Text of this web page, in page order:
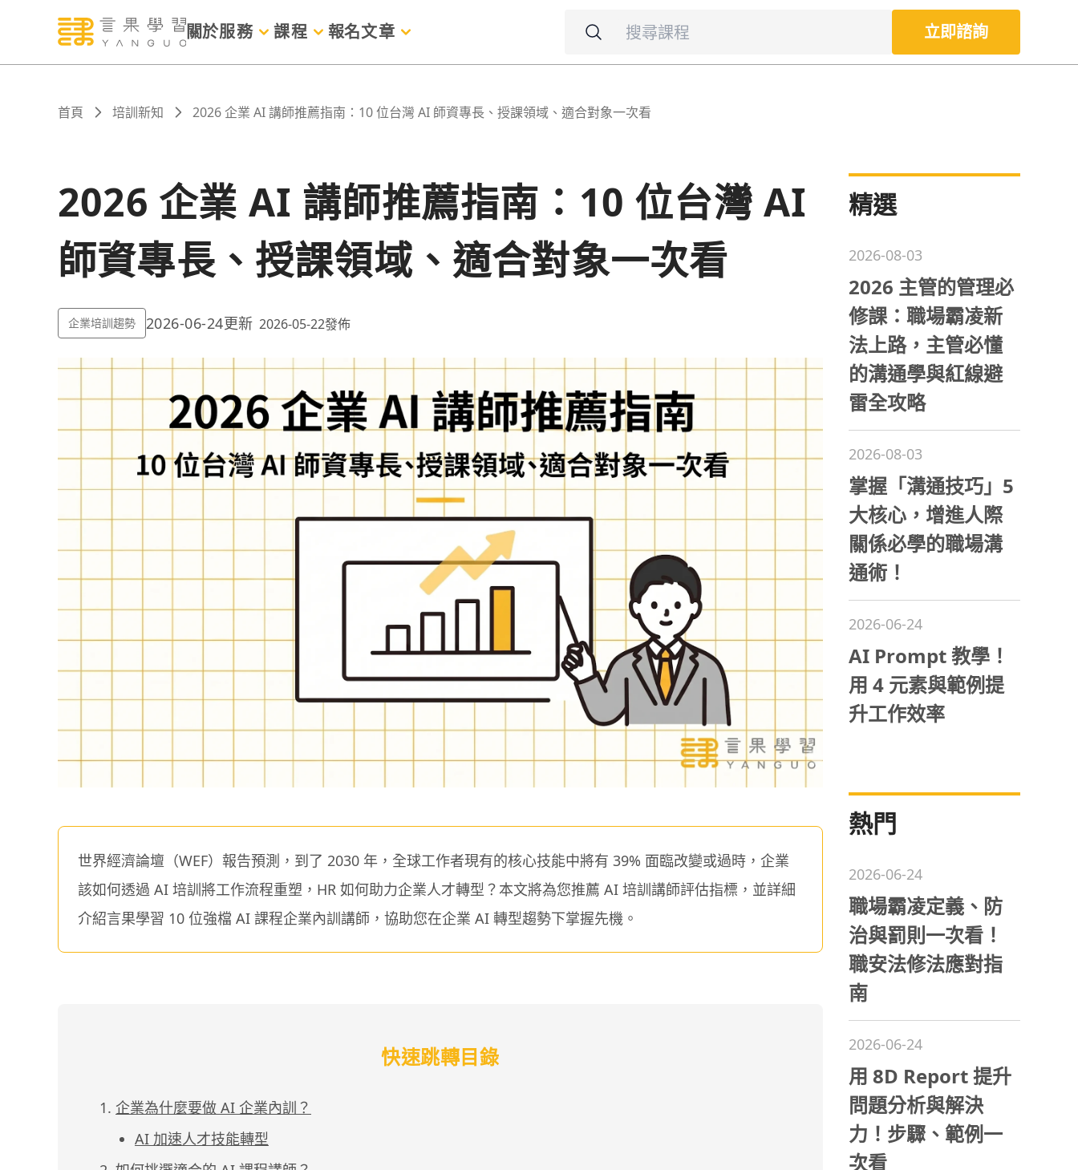
關於服務 課程 報名文章 立即諮詢
首頁 培訓新知 2026 企業 AI 講師推薦指南：10 位台灣 AI 師資專長、授課領域、適合對象一次看
2026 企業 AI 講師推薦指南：10 位台灣 AI
師資專長、授課領域、適合對象一次看
企業培訓趨勢 2026-06-24更新 2026-05-22發佈
世界經濟論壇（WEF）報告預測，到了 2030 年，全球工作者現有的核心技能中將有 39% 面臨改變或過時，企業
該如何透過 AI 培訓將工作流程重塑，HR 如何助力企業人才轉型？本文將為您推薦 AI 培訓講師評估指標，並詳細
介紹言果學習 10 位強檔 AI 課程企業內訓講師，協助您在企業 AI 轉型趨勢下掌握先機。
快速跳轉目錄
企業為什麼要做 AI 企業內訓？
AI 加速人才技能轉型
精選
2026-08-03
2026 主管的管理必
修課：職場霸凌新
法上路，主管必懂
的溝通學與紅線避
雷全攻略
2026-08-03
掌握「溝通技巧」5
大核心，增進人際
關係必學的職場溝
通術！
2026-06-24
AI Prompt 教學！
用 4 元素與範例提
升工作效率
熱門
2026-06-24
職場霸凌定義、防
治與罰則一次看！
職安法修法應對指
南
2026-06-24
用 8D Report 提升
問題分析與解決
力！步驟、範例一
次看